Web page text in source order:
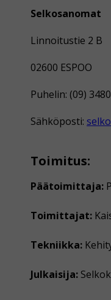
Selkosanomat
Linnoitustie 2 B
02600 ESPOO
Puhelin: (09)
Sähköposti:
Toimitus:
Päätoimittaja:
Toimittajat:
Tekniikka:
Julkaisija: